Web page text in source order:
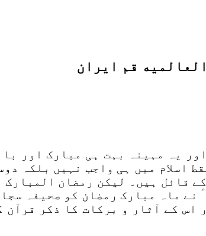
قم ایران
یہ مہینہ بہت ہی مبارک اور
اسلام میں ہی واجب نہیں بلکہ
قائل ہیں۔ لیکن رمضان المبارک
ماہ مبارک رمضان کو صحیفہ
اس کے آثار و برکات کا ذکر